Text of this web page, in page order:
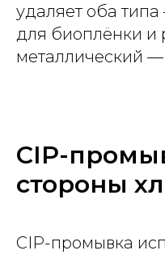
удаляет оба
для биоплёнки и
металлический
CIP-
стороны
CIP-промывка